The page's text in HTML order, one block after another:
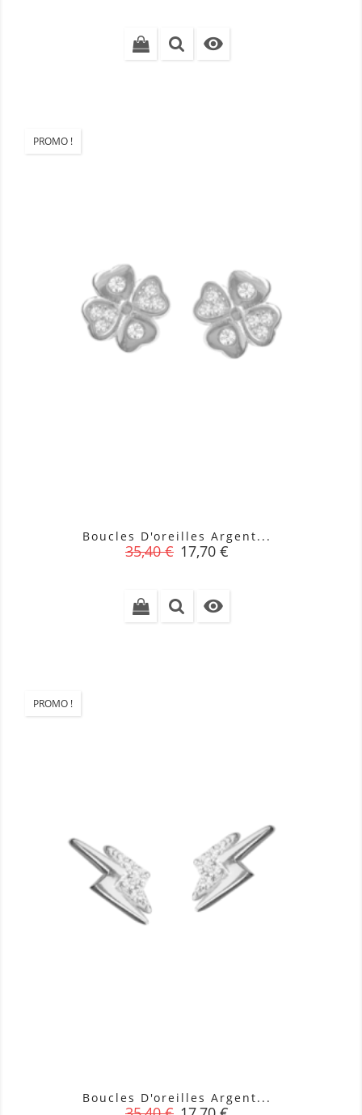

PROMO !
Boucles D'oreilles Argent...
Prix
35,40 € Prix
17,70 €

PROMO !
Boucles D'oreilles Argent...